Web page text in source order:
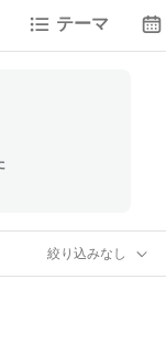
テーマ
絞り込みなし